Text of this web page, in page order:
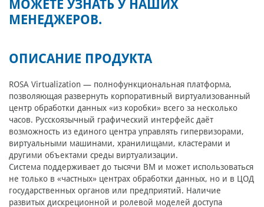
МОЖЕТЕ УЗНАТЬ У НАШИХ
МЕНЕДЖЕРОВ.
ОПИСАНИЕ ПРОДУКТА
ROSA Virtualization — полнофункциональная платформа,
позволяющая развернуть корпоративный виртуализованный
центр обработки данных «из коробки» всего за несколько
часов. Русскоязычный графический интерфейс даёт
возможность из единого центра управлять гипервизорами,
виртуальными машинами, хранилищами, кластерами и
другими объектами среды виртуализации.
Система поддерживает до тысячи ВМ и может использоваться
не только в «частных» центрах обработки данных, но и в ЦОД
государственных органов или предприятий. Наличие
развитых дискреционной и ролевой моделей доступа